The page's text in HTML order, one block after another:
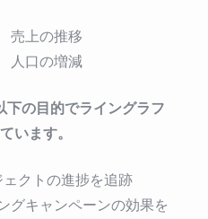
売上の推移
人口の増減
の目的でライングラフ
います。
ェクトの進捗を追跡
グキャンペーンの効果を